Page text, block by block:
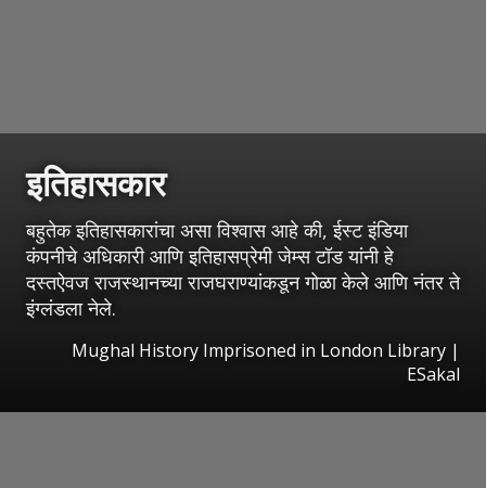
इतिहासकार
बहुतेक इतिहासकारांचा असा विश्वास आहे की, ईस्ट इंडिया
कंपनीचे अधिकारी आणि इतिहासप्रेमी जेम्स टॉड यांनी हे
दस्तऐवज राजस्थानच्या राजघराण्यांकडून गोळा केले आणि नंतर ते
इंग्लंडला नेले.
Mughal History Imprisoned in London Library |
ESakal